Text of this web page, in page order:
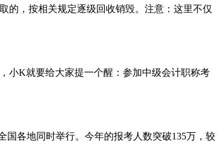
的，按相关规定逐级回收销毁。注意：这里不仅
小K就要给大家提一个醒：参加中级会计职称考
国各地同时举行。今年的报考人数突破135万，较